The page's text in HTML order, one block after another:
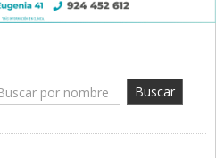
Buscar